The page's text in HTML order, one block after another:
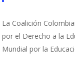
La Coalición
por el Derecho a la
Mundial por la